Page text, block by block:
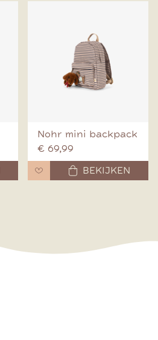
Nohr mini backpack
€ 69,99
BEKIJKEN